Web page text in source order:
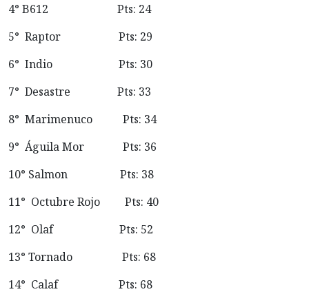
4° B612 Pts: 24
5° Raptor Pts: 29
6° Indio Pts: 30
7° Desastre Pts: 33
8° Marimenuco Pts: 34
9° Águila Mor Pts: 36
10° Salmon Pts: 38
11° Octubre Rojo Pts: 40
12° Olaf Pts: 52
13° Tornado Pts: 68
14° Calaf Pts: 68